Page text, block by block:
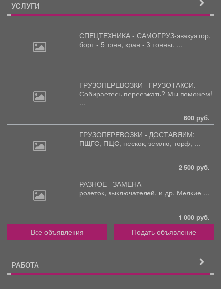
УСЛУГИ
СПЕЦТЕХНИКА - САМОГРУЗ-эвакуатор,
борт - 5 тонн, кран - 3 тонны. ...
ГРУЗОПЕРЕВОЗКИ - ГРУЗОТАКСИ.
Собираетесь переезжать? Мы поможем!
...
600 руб.
ГРУЗОПЕРЕВОЗКИ - ДОСТАВЯИМ:
ПЩГС, ПЩС, пескок, землю, торф, ...
2 500 руб.
РАЗНОЕ - ЗАМЕНА
розеток, выключателей, и др. Мелкие ...
1 000 руб.
Все объявления Подать объявление
РАБОТА